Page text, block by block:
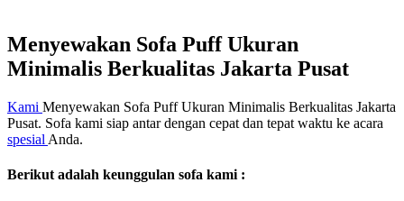
Menyewakan Sofa Puff Ukuran
Minimalis Berkualitas Jakarta Pusat
Kami Menyewakan Sofa Puff Ukuran Minimalis Berkualitas Jakarta
Pusat. Sofa kami siap antar dengan cepat dan tepat waktu ke acara
spesial Anda.
Berikut adalah keunggulan sofa kami :